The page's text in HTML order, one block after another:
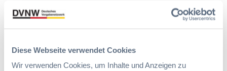
Diese Webseite verwendet Cookies
Wir verwenden Cookies, um Inhalte und Anzeigen zu
die nachhaltig denken und handeln.
BImA benötigt, von der Wildkühl­
kammer über Dienst‑Kfz bis hin zu